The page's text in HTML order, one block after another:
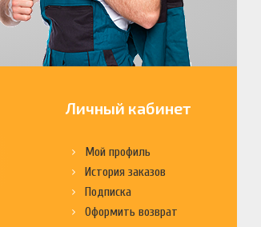
Личный кабинет
Мой профиль
История заказов
Подписка
Оформить возврат